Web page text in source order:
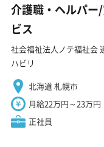
介護職・ヘルパ
ビス
社会福祉法人ノテ福祉会
ハビリ
北海道 札幌市
月給22万円～23万円
正社員